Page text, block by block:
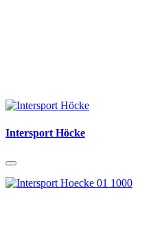
Intersport Höcke